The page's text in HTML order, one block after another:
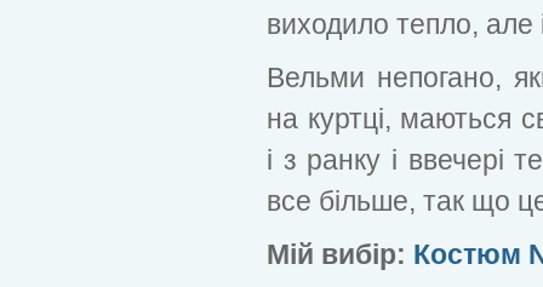
виходило тепло,
Вельми непогано,
на куртці, маються
і з ранку і ввечері
все більше, так що
Мій вибір: Костюм